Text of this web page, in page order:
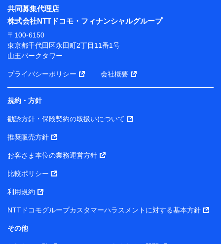
※ パーソナルデータダッシュボードの「第三者提供の
管理」の設定状態にかかわらず、共同利用する場合があ
ります。
※ dポイントクラブ会員ではないお客さま（2019年12
月11日以降、一度もdポイントクラブ会員であったこと
がないお客さまに限る）に関する、2019年12月10日以
前に取得した個人データは、こちら の利用目的の範囲内
当社は株式会社NTTドコモ・フィナンシャルグループ
との間で、以下のとおり個人データを共同利用しま
す。
【共同して利用される利用データの項目】
当社または株式会社NTTドコモ・フィナンシャルグルー
の個人データ
基本情報
性、連絡先、dポイントサービスのご利用に関する情報。例
所、dポイント残高、dポイント利用履歴などが含まれます。
共同募集代理店
株式会社NTTドコモ・フィナンシャルグループ
〒100-6150
東京都千代田区永田町2丁目11番1号
山王パークタワー
プライバシーポリシー 会社概要
規約・方針
勧誘方針・保険契約の取扱いについて
推奨販売方針
お客さま本位の業務運営方針
比較ポリシー
利用規約
NTTドコモグループカスタマーハラスメントに対する基本方針
その他